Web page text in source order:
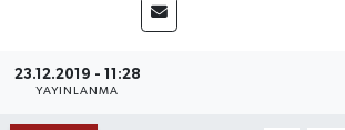
23.12.2019 - 11:28
YAYINLANMA
Eğitim
Süper Lig Puan Durumu ve Fikstür
Tüm Manşetler